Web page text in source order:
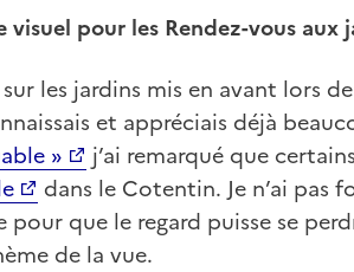
pour les Rendez-vous aux
les jardins mis en avant lors
et appréciais déjà
»
j’ai remarqué que
dans le Cotentin. Je n’ai pas
que le regard puisse se
de la vue.